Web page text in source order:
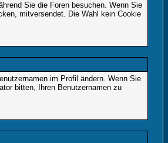
Sie die Foren besuchen. Wenn Sie
mitversendet. Die Wahl kein Cookie
im Profil ändern. Wenn Sie
bitten, Ihren Benutzernamen zu